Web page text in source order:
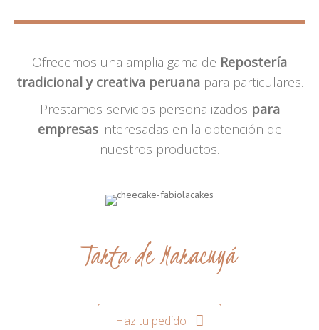
Ofrecemos una amplia gama de Repostería
tradicional y creativa peruanapara particulares.
Prestamos servicios personalizados para
empresasinteresadas en la obtención de
nuestros productos.
Tarta de Maracuyá
Haz tu pedido